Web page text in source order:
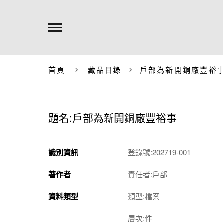
首頁 藏品目錄 戶部為新開銅廠豐裕
題名:戶部為新開銅廠豐裕事
識別資訊 登錄號:202719-001
著作者 責任者:戶部
資料類型 類型:檔案
層次:件